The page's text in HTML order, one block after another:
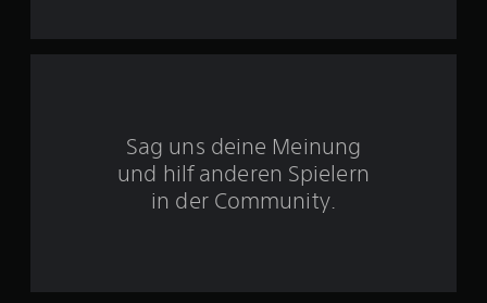
5
n
Sag uns deine Meinung
und hilf anderen Spielern
in der Community.